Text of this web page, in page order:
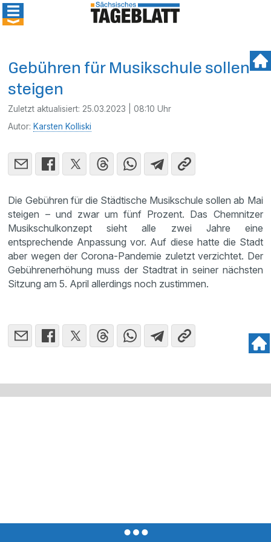
Gebühren für Musikschule sollen
steigen
Zuletzt aktualisiert: 25.03.2023 | 08:10 Uhr
Autor: Karsten Kolliski
Die Gebühren für die Städtische Musikschule sollen ab Mai
steigen – und zwar um fünf Prozent. Das Chemnitzer
Musikschulkonzept sieht alle zwei Jahre eine
entsprechende Anpassung vor. Auf diese hatte die Stadt
aber wegen der Corona-Pandemie zuletzt verzichtet. Der
Gebührenerhöhung muss der Stadtrat in seiner nächsten
Sitzung am 5. April allerdings noch zustimmen.